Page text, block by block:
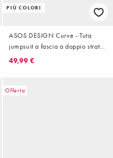
PIÙ COLORI
ASOS DESIGN Curve - Tuta
jumpsuit a fascia a doppio strato
marrone con stampa
49,99 €
Offerta